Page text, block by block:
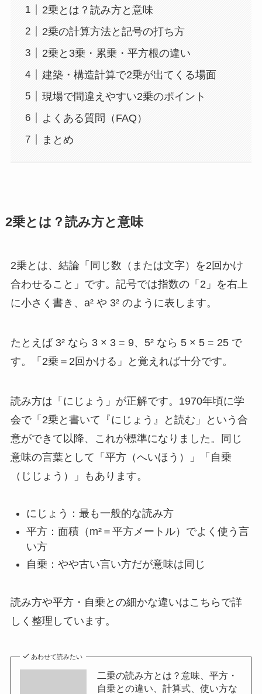
2乗とは？読み方と意味
2乗の計算方法と記号の打ち方
2乗と3乗・累乗・平方根の違い
建築・構造計算で2乗が出てくる場面
現場で間違えやすい2乗のポイント
よくある質問（FAQ）
まとめ
2乗とは？読み方と意味
2乗とは、結論「同じ数（または文字）を2回かけ
合わせること」です。記号では指数の「2」を右上
に小さく書き、a² や 3² のように表します。
たとえば 3² なら 3 × 3 = 9、5² なら 5 × 5 = 25 で
す。「2乗＝2回かける」と覚えれば十分です。
読み方は「にじょう」が正解です。1970年頃に学
会で「2乗と書いて『にじょう』と読む」という合
意ができて以降、これが標準になりました。同じ
意味の言葉として「平方（へいほう）」「自乗
（じじょう）」もあります。
にじょう：最も一般的な読み方
平方：面積（m²＝平方メートル）でよく使う言
い方
自乗：やや古い言い方だが意味は同じ
読み方や平方・自乗との細かな違いはこちらで詳
しく整理しています。
あわせて読みたい
二乗の読み方とは？意味、平方・
自乗との違い、計算式、使い方な